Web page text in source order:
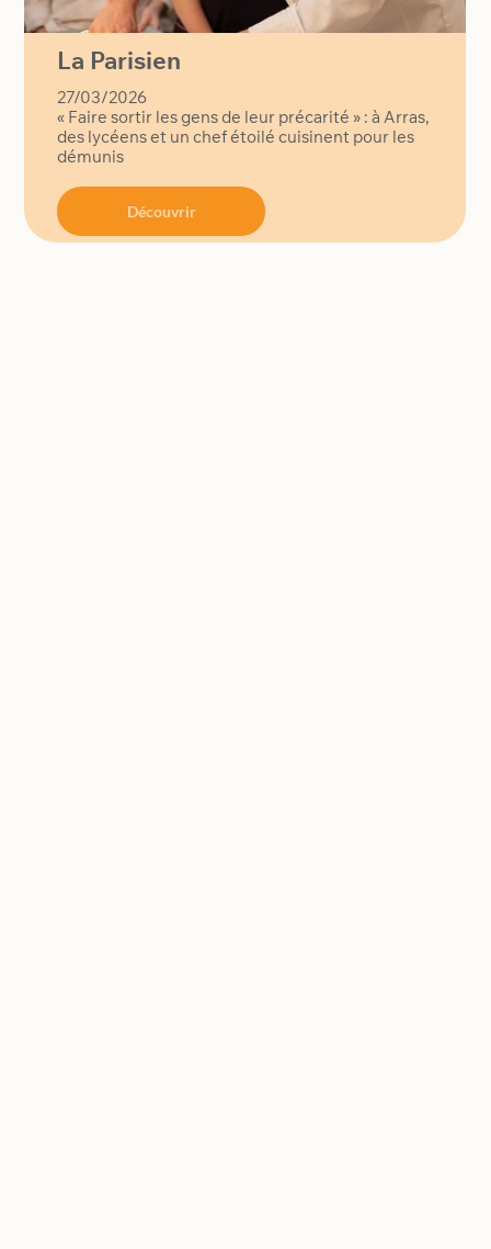
La Parisien
27/03/2026
« Faire sortir les gens de leur précarité » : à Arras,
des lycéens et un chef étoilé cuisinent pour les
démunis
Découvrir